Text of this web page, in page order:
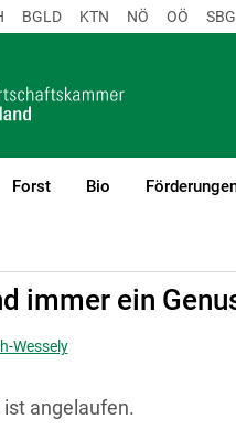
BGLD KTN NÖ OÖ SBG
Forst Bio
immer ein
Wessely
angelaufen.